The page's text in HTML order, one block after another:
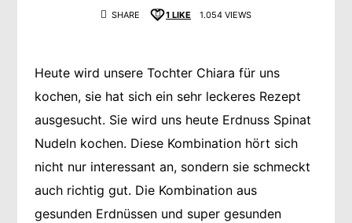
SHARE 1 LIKE 1.054 VIEWS
Heute wird unsere Tochter Chiara für uns
kochen, sie hat sich ein sehr leckeres Rezept
ausgesucht. Sie wird uns heute Erdnuss Spinat
Nudeln kochen. Diese Kombination hört sich
nicht nur interessant an, sondern sie schmeckt
auch richtig gut. Die Kombination aus
gesunden Erdnüssen und super gesunden